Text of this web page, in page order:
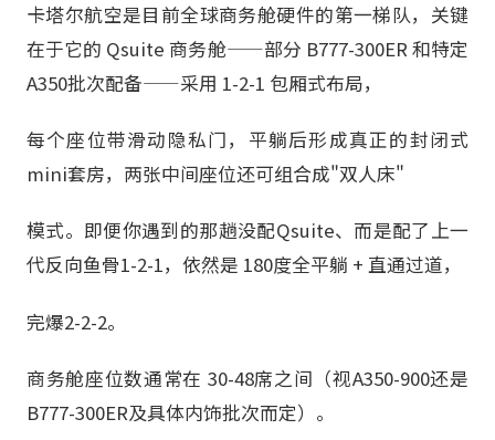
卡塔尔航空是目前全球商务舱硬件的第一梯队，关键
在于它的 Qsuite 商务舱——部分 B777-300ER 和特定
A350批次配备——采用 1-2-1 包厢式布局，
每个座位带滑动隐私门，平躺后形成真正的封闭式
mini套房，两张中间座位还可组合成"双人床"
模式。即便你遇到的那趟没配Qsuite、而是配了上一
代反向鱼骨1-2-1，依然是 180度全平躺 + 直通过道，
完爆2-2-2。
商务舱座位数通常在 30-48席之间（视A350-900还是
B777-300ER及具体内饰批次而定）。